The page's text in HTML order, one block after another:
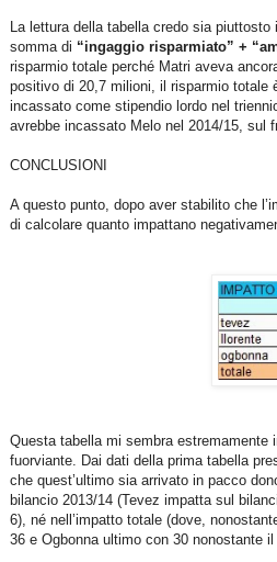
La lettura della tabella credo sia
somma di “ingaggio risparmiato” +
risparmio totale perché Matri aveva
positivo di 20,7 milioni, il risparmio totale
incassato come stipendio lordo nel
avrebbe incassato Melo nel 2014/15, sul
CONCLUSIONI
A questo punto, dopo aver stabilito che
di calcolare quanto impattano
Questa tabella mi sembra
fuorviante. Dai dati della prima tabella
che quest’ultimo sia arrivato in pacco
bilancio 2013/14 (Tevez impatta sul
6), né nell’impatto totale (dove,
36 e Ogbonna ultimo con 30 nonostante